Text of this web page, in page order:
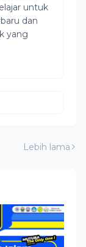
untuk
dan
yang
Lebih lama